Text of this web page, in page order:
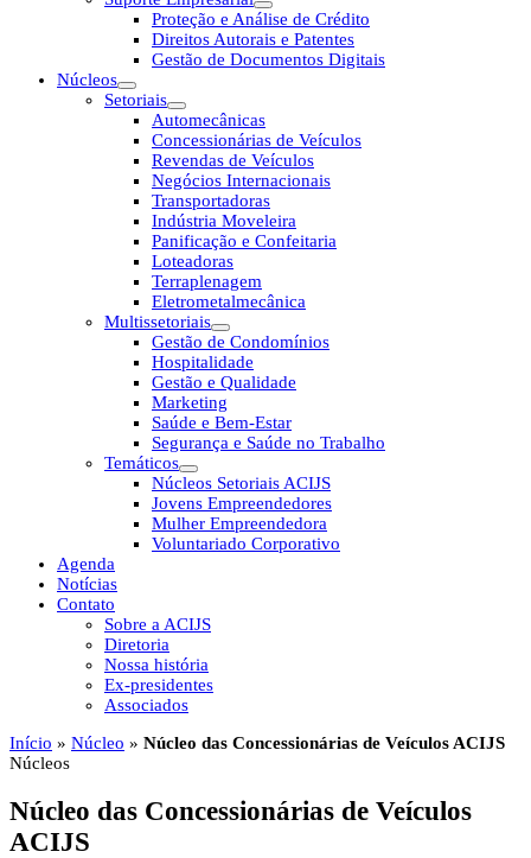
Proteção e Análise de Crédito
Direitos Autorais e Patentes
Gestão de Documentos Digitais
Núcleos
Setoriais
Automecânicas
Concessionárias de Veículos
Revendas de Veículos
Negócios Internacionais
Transportadoras
Indústria Moveleira
Panificação e Confeitaria
Loteadoras
Terraplenagem
Eletrometalmecânica
Multissetoriais
Gestão de Condomínios
Hospitalidade
Gestão e Qualidade
Marketing
Saúde e Bem-Estar
Segurança e Saúde no Trabalho
Temáticos
Núcleos Setoriais ACIJS
Jovens Empreendedores
Mulher Empreendedora
Voluntariado Corporativo
Agenda
Notícias
Contato
Sobre a ACIJS
Diretoria
Nossa história
Ex-presidentes
Associados
Início » Núcleo » Núcleo das Concessionárias de Veículos ACIJS
Núcleos
Núcleo das Concessionárias de Veículos
ACIJS